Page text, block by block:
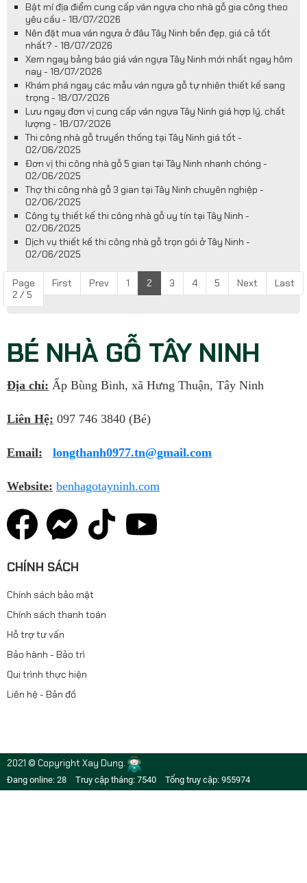
Bật mí địa điểm cung cấp ván ngựa cho nhà gỗ gia công theo
yêu cầu - 18/07/2026
Nên đặt mua ván ngựa ở đâu Tây Ninh bền đẹp, giá cả tốt
nhất? - 18/07/2026
Xem ngay bảng báo giá ván ngựa Tây Ninh mới nhất ngay hôm
nay - 18/07/2026
Khám phá ngay các mẫu ván ngựa gỗ tự nhiên thiết kế sang
trọng - 18/07/2026
Lưu ngay đơn vị cung cấp ván ngựa Tây Ninh giá hợp lý, chất
lượng - 18/07/2026
Thi công nhà gỗ truyền thống tại Tây Ninh giá tốt -
02/06/2025
Đơn vị thi công nhà gỗ 5 gian tại Tây Ninh nhanh chóng -
02/06/2025
Thợ thi công nhà gỗ 3 gian tại Tây Ninh chuyên nghiệp -
02/06/2025
Công ty thiết kế thi công nhà gỗ uy tín tại Tây Ninh -
02/06/2025
Dịch vụ thiết kế thi công nhà gỗ trọn gói ở Tây Ninh -
02/06/2025
Page
2 / 5
First Prev 1 2 3 4 5 Next Last
BÉ NHÀ GỖ TÂY NINH
Địa chỉ: Ấp Bùng Binh, xã Hưng Thuận, Tây Ninh
Liên Hệ: 097 746 3840 (Bé)
Email: longthanh0977.tn@gmail.com
Website: benhagotayninh.com
CHÍNH SÁCH
Chính sách bảo mật
Chính sách thanh toán
Hỗ trợ tư vấn
Bảo hành - Bảo trì
Qui trình thực hiện
Liên hệ - Bản đồ
2021 © Copyright Xay Dung.
Đang online: 28 Truy cập tháng: 7540 Tổng truy cập: 955974